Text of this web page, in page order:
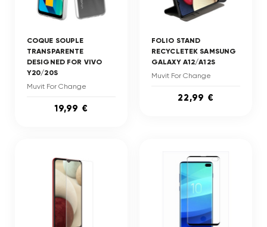
COQUE SOUPLE
TRANSPARENTE
DESIGNED FOR VIVO
Y20/20S
Muvit For Change
19,99 €
FOLIO STAND
RECYCLETEK SAMSUNG
GALAXY A12/A12S
Muvit For Change
22,99 €